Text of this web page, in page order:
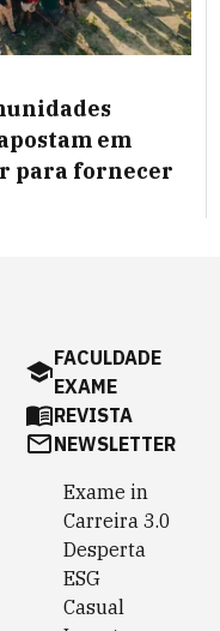
em
para fornecer
FACULDADE
EXAME
REVISTA
NEWSLETTER
Exame in
Carreira 3.0
Desperta
ESG
Casual